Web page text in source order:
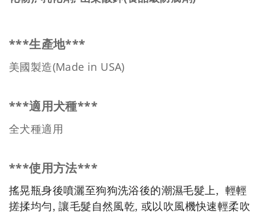
***生產地***
美國製造(Made in USA)
***適用犬種***
全犬種適用
***使用方法***
搖晃瓶身後噴灑至狗狗洗浴後的潮濕毛髮上, 輕輕
搓揉均勻, 讓毛髮自然風乾, 或以吹風機快速輕柔吹